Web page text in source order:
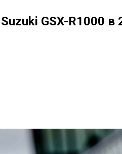
GSX-R1000 в